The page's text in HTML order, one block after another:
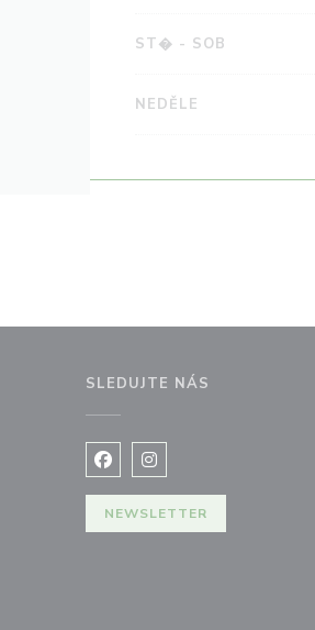
ST� - SOB
NEDĚLE
SLEDUJTE NÁS
Facebook ((otevře se v
Instagram ((otevře
NEWSLETTER